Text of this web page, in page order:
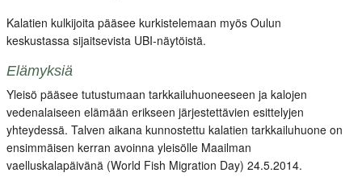
Kalatien kulkijoita pääsee kurkistelemaan myös Oulun
keskustassa sijaitsevista UBI-näytöistä.
Elämyksiä
Yleisö pääsee tutustumaan tarkkailuhuoneeseen ja kalojen
vedenalaiseen elämään erikseen järjestettävien esittelyjen
yhteydessä. Talven aikana kunnostettu kalatien tarkkailuhuone on
ensimmäisen kerran avoinna yleisölle Maailman
vaelluskalapäivänä (World Fish Migration Day) 24.5.2014.